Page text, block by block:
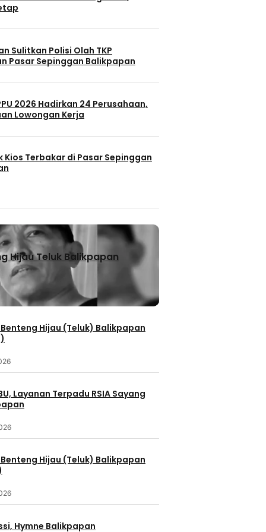
Sulitkan Polisi Olah TKP
Pasar Sepinggan Balikpapan
2026 Hadirkan 24 Perusahaan,
Lowongan Kerja
Kios Terbakar di Pasar Sepinggan
Hijau Teluk Balikpapan
Hijau (Teluk) Balikpapan
Layanan Terpadu RSIA Sayang
Hijau (Teluk) Balikpapan
Hymne Balikpapan